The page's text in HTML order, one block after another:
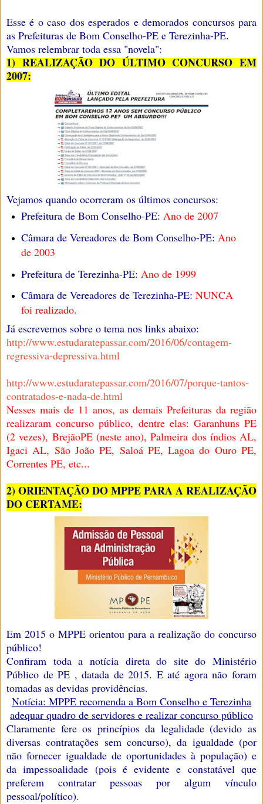
Esse é o caso dos esperados e demorados concursos para
as Prefeituras de Bom Conselho-PE e Terezinha-PE.
Vamos relembrar toda essa "novela":
1) REALIZAÇÃO DO ÚLTIMO CONCURSO EM
2007:
Vejamos quando ocorreram os últimos concursos:
Prefeitura de Bom Conselho-PE: Ano de 2007
Câmara de Vereadores de Bom Conselho-PE: Ano
de 2003
Prefeitura de Terezinha-PE: Ano de 1999
Câmara de Vereadores de Terezinha-PE: NUNCA
foi realizado.
Já escrevemos sobre o tema nos links abaixo:
http://www.estudaratepassar.com/2016/06/contagem-
regressiva-depressiva.html
http://www.estudaratepassar.com/2016/07/porque-tantos-
contratados-e-nada-de.html
Nesses mais de 11 anos, as demais Prefeituras da região
realizaram concurso público, dentre elas: Garanhuns PE
(2 vezes), BrejãoPE (neste ano), Palmeira dos índios AL,
Igaci AL, São João PE, Saloá PE, Lagoa do Ouro PE,
Correntes PE, etc...
2) ORIENTAÇÃO DO MPPE PARA A REALIZAÇÃO
DO CERTAME:
Em 2015 o MPPE orientou para a realização do concurso
público!
Confiram toda a notícia direta do site do Ministério
Público de PE , datada de 2015. E até agora não foram
tomadas as devidas providências.
Notícia: MPPE recomenda a Bom Conselho e Terezinha
adequar quadro de servidores e realizar concurso público
Claramente fere os princípios da legalidade (devido as
diversas contratações sem concurso), da igualdade (por
não fornecer igualdade de oportunidades à população) e
da impessoalidade (pois é evidente e constatável que
preferem contratar pessoas por algum vínculo
pessoal/político).